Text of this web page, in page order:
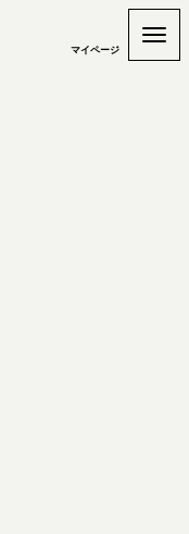
マイページ